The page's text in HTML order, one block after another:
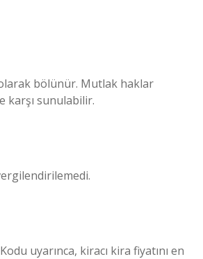
bölünür. Mutlak haklar
karşı sunulabilir.
uyarınca, kiracı kira fiyatını en